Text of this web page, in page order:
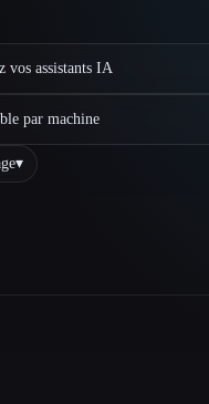
vos assistants IA
par machine
▾